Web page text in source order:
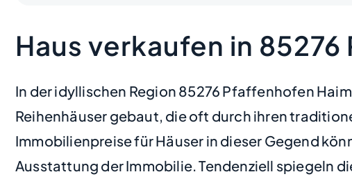
Haus verkaufen in
In der idyllischen Region 85276 Pfaffenhofen
Reihenhäuser gebaut, die oft durch ihren
Immobilienpreise für Häuser in dieser Gegend
Ausstattung der Immobilie. Tendenziell spiegeln